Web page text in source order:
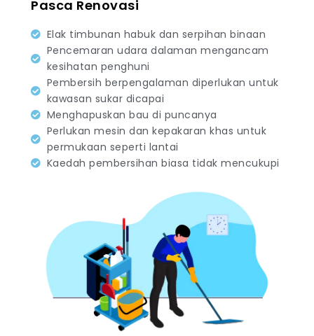
Pasca Renovasi
Elak timbunan habuk dan serpihan binaan
Pencemaran udara dalaman mengancam
kesihatan penghuni
Pembersih berpengalaman diperlukan untuk
kawasan sukar dicapai
Menghapuskan bau di puncanya
Perlukan mesin dan kepakaran khas untuk
permukaan seperti lantai
Kaedah pembersihan biasa tidak mencukupi